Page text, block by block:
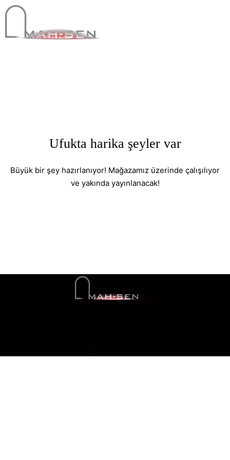
Ufukta harika şeyler var
Büyük bir şey hazırlanıyor! Mağazamız üzerinde çalışılıyor
ve yakında yayınlanacak!